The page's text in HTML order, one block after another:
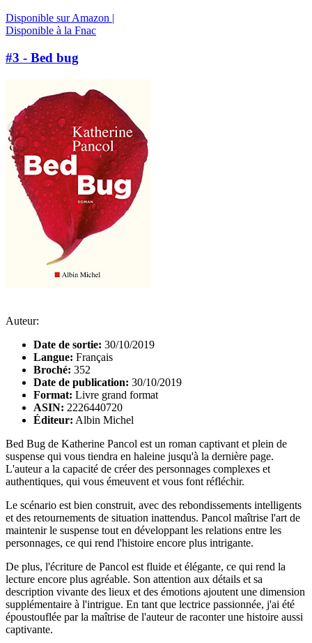
Disponible sur Amazon |
Disponible à la Fnac
#3 - Bed bug
Auteur:
Date de sortie: 30/10/2019
Langue: Français
Broché: 352
Date de publication: 30/10/2019
Format: Livre grand format
ASIN: 2226440720
Éditeur: Albin Michel
Bed Bug de Katherine Pancol est un roman captivant et plein de
suspense qui vous tiendra en haleine jusqu'à la dernière page.
L'auteur a la capacité de créer des personnages complexes et
authentiques, qui vous émeuvent et vous font réfléchir.
Le scénario est bien construit, avec des rebondissements intelligents
et des retournements de situation inattendus. Pancol maîtrise l'art de
maintenir le suspense tout en développant les relations entre les
personnages, ce qui rend l'histoire encore plus intrigante.
De plus, l'écriture de Pancol est fluide et élégante, ce qui rend la
lecture encore plus agréable. Son attention aux détails et sa
description vivante des lieux et des émotions ajoutent une dimension
supplémentaire à l'intrigue. En tant que lectrice passionnée, j'ai été
époustouflée par la maîtrise de l'auteur de raconter une histoire aussi
captivante.